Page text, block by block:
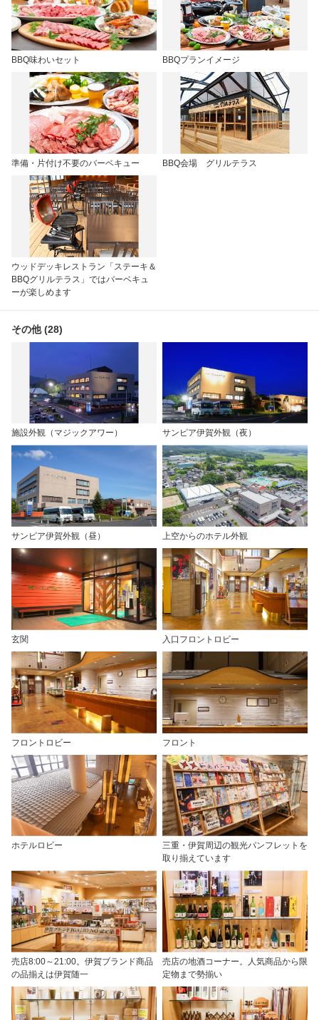
BBQ味わいセット BBQプランイメージ
準備・片付け不要のバーベキュー BBQ会場 グリルテラス
ウッドデッキレストラン「ステーキ＆
BBQグリルテラス」ではバーベキュ
ーが楽しめます
その他 (28)
施設外観（マジックアワー） サンピア伊賀外観（夜）
サンピア伊賀外観（昼） 上空からのホテル外観
玄関 入口フロントロビー
フロントロビー フロント
ホテルロビー
三重・伊賀周辺の観光パンフレットを
取り揃えています
売店8:00～21:00。伊賀ブランド商品
の品揃えは伊賀随一
売店の地酒コーナー。人気商品から限
定物まで勢揃い